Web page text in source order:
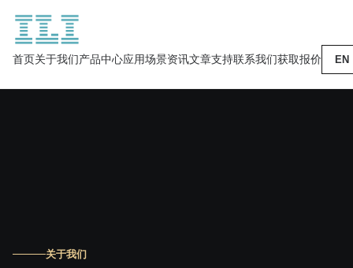
首页关于我们产品中心应用场景资讯文章支持联系我们获取报价 EN
关于我们